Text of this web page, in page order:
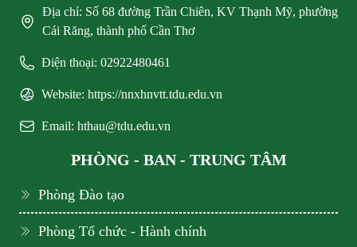
Địa chỉ: Số 68 đường Trần Chiên, KV Thạnh Mỹ, phường
Cái Răng, thành phố Cần Thơ
Điện thoại: 02922480461
Website: https://nnxhnvtt.tdu.edu.vn
Email: hthau@tdu.edu.vn
PHÒNG - BAN - TRUNG TÂM
Phòng Đào tạo
Phòng Tổ chức - Hành chính